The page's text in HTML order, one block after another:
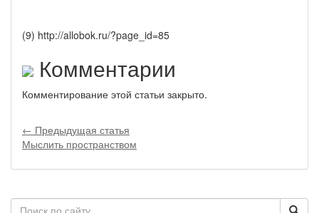
(9) http://allobok.ru/?page_id=85
Комментарии
Комментирование этой статьи закрыто.
← Предыдущая статья
Мыслить пространством